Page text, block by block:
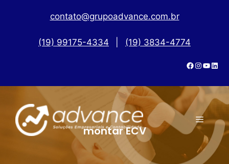
contato@grupoadvance.com.br
(19) 99175-4334 (19) 3834-4774
montar ECV